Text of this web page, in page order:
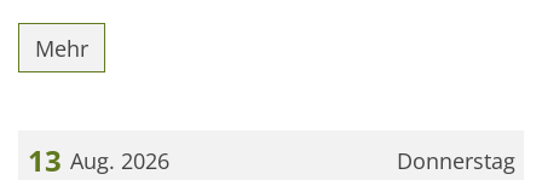
Mehr
Donnerstag
13 Aug. 2026